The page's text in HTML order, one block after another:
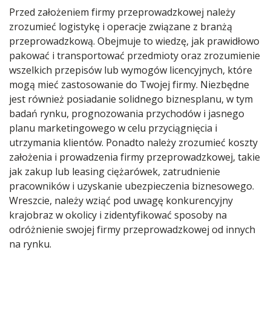
Przed założeniem firmy przeprowadzkowej należy
zrozumieć logistykę i operacje związane z branżą
przeprowadzkową. Obejmuje to wiedzę, jak prawidłowo
pakować i transportować przedmioty oraz zrozumienie
wszelkich przepisów lub wymogów licencyjnych, które
mogą mieć zastosowanie do Twojej firmy. Niezbędne
jest również posiadanie solidnego biznesplanu, w tym
badań rynku, prognozowania przychodów i jasnego
planu marketingowego w celu przyciągnięcia i
utrzymania klientów. Ponadto należy zrozumieć koszty
założenia i prowadzenia firmy przeprowadzkowej, takie
jak zakup lub leasing ciężarówek, zatrudnienie
pracowników i uzyskanie ubezpieczenia biznesowego.
Wreszcie, należy wziąć pod uwagę konkurencyjny
krajobraz w okolicy i zidentyfikować sposoby na
odróżnienie swojej firmy przeprowadzkowej od innych
na rynku.